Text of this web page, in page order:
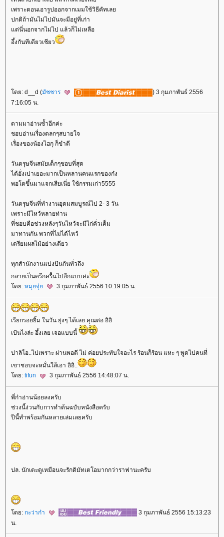
เพราะตอนเอารูปออกจากเมมใช้วิธีคัทเล
ปกติถ้ามันไม่ไปมันจะมีอยู่ที่เก่า
ต่นี่นอกจากไม่ไป แล้วก็ไม่เหลือ
อึ้งกันทีเดียวเชียว
ดย: d__d (มัชชาร
) 3 กุมภาพันธ์ 2556
7:16:05 น.
ตามมาอ่านซ้ำอีกค่ะ
ชอบอ่านเรื่องตลกๆสบายใจ
เรื่องของน้องไฮกุ ก็ขำดี
วันตรุษจีนสมัยเด็กๆชอบที่สุด
ได้อั่งเปาเยอะมากเป็นหลานคนแรกของก๋ง
พอโตขึ้นมาแจกเสียเนี่ย ใช้กรรมเก่า5555
วันตรุษจีนที่ทำงานอุดมสมบูรณ์ไป 2- 3 วัน
เพราะมีไหว้หลายท่าน
ที่ชอบคือช่วงหลังๆวันไหว้จะมีไก่คั่วเค็ม
มาทานกัน พวกที่ไม่ได้ไหว้
เตรียมผลไม้อย่างเดียว
ทุกสำนักงานแบ่งปันกันทั่วถึง
กลายเป็นครึกครื้นไปอีกแบบค่ะ
ดย: หมุยจุ๋ 3 กุมภาพันธ์ 2556 10:19:05 น.
เรียกรอยยิ้ม ในวัน ยุ่งๆ ได้เลย คุณต่อ อิอิ
เป้นไงล่ะ อึ้งเลย เจอแบบนี้
ปาลิโอ..ไปเพราะ ผ่านพอดี ไม่ ค่อยประทับใจอะไร ร้อนก็ร้อน แหะ ๆ พูดไปคนที่
เขาชอบจะหมั่นใส้เอา อิอิ..
ดย: tifun 3 กุมภาพันธ์ 2556 14:48:07 น.
พี่ก๋าอ่านน้อยลงครับ
ช่วงนี้ง่วนกับการทำต้นฉบับหนังสือครับ
ปีนี้ทำพร้อมกันหลายเล่มเลยครับ
ปล. นักเตะดูเหมือนจะรักดิมัทเตโอมากกว่าราฟานะครับ
ดย: กะว่าก๋า
3 กุมภาพันธ์ 2556 15:13:23
น.